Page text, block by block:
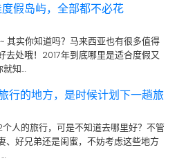
假岛屿，全部都不必花
其实你知道吗？马来西亚也有很多值得
去处哦！2017年到底哪里是适合度假又
就知…
行的地方，是时候计划下一趟旅
人的旅行，可是不知道去哪里好？不管
、好兄弟还是闺蜜，不妨考虑这些地方